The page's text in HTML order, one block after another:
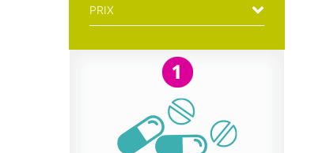
PRIX
ENTRE 10€ ET 20€
ENTRE 20€ ET 30€